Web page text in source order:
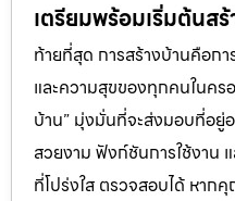
เตรียมพร้อมเริ่มต้นส
ท้ายที่สุด การสร้างบ้านคือก
และความสุขของทุกคนในคร
บ้าน” มุ่งมั่นที่จะส่งมอบที่อยู่
สวยงาม ฟังก์ชันการใช้งาน
ที่โปร่งใส ตรวจสอบได้ หาก